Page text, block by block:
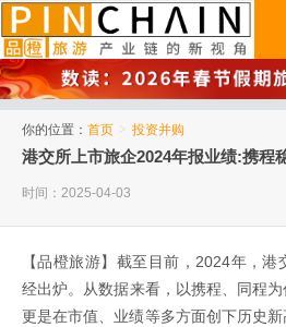
你的位置： 首页 > 投资并购
港交所上市旅企2024年报业绩:携程
时间：2025-04-03
【品橙旅游】截至目前，2024年，
经出炉。从数据来看，以携程、同程
更是在市值、业绩等多方面创下历史